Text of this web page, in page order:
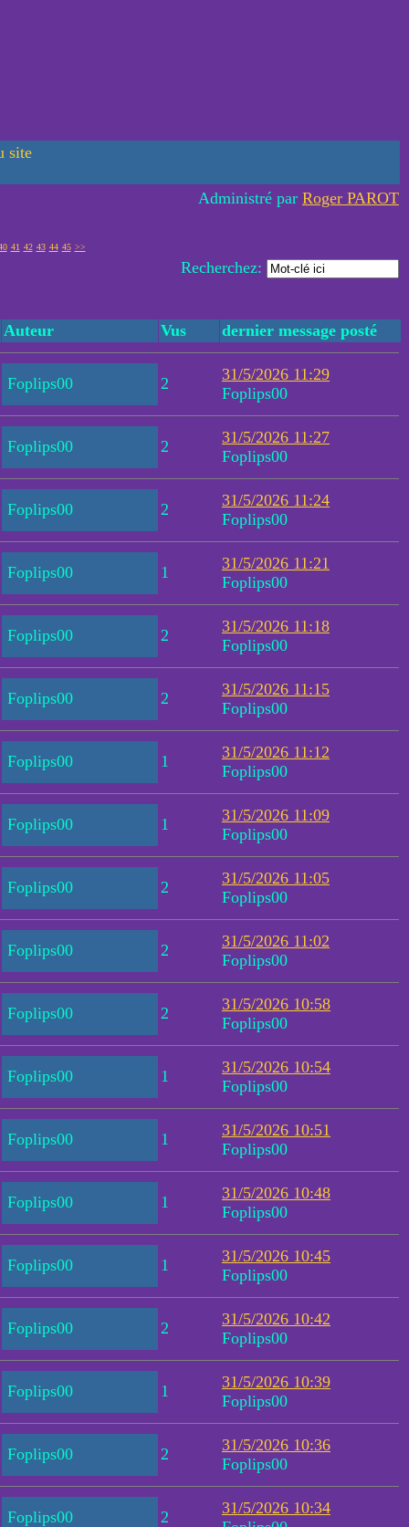
site
Administré par Roger PAROT
41 42 43 44 45 >>
Recherchez:
Auteur Vus dernier message posté
Foplips00 2
31/5/2026 11:29
Foplips00
Foplips00 2
31/5/2026 11:27
Foplips00
Foplips00 2
31/5/2026 11:24
Foplips00
Foplips00 1
31/5/2026 11:21
Foplips00
Foplips00 2
31/5/2026 11:18
Foplips00
Foplips00 2
31/5/2026 11:15
Foplips00
Foplips00 1
31/5/2026 11:12
Foplips00
Foplips00 1
31/5/2026 11:09
Foplips00
Foplips00 2
31/5/2026 11:05
Foplips00
Foplips00 2
31/5/2026 11:02
Foplips00
Foplips00 2
31/5/2026 10:58
Foplips00
Foplips00 1
31/5/2026 10:54
Foplips00
Foplips00 1
31/5/2026 10:51
Foplips00
Foplips00 1
31/5/2026 10:48
Foplips00
Foplips00 1
31/5/2026 10:45
Foplips00
Foplips00 2
31/5/2026 10:42
Foplips00
Foplips00 1
31/5/2026 10:39
Foplips00
Foplips00 2
31/5/2026 10:36
Foplips00
Foplips00 2
31/5/2026 10:34